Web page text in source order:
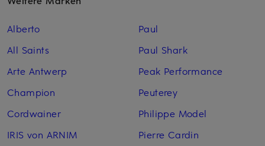
Alberto
All Saints
Arte Antwerp
Champion
Cordwainer
IRIS von ARNIM
Paul
Paul Shark
Peak Performance
Peuterey
Philippe Model
Pierre Cardin